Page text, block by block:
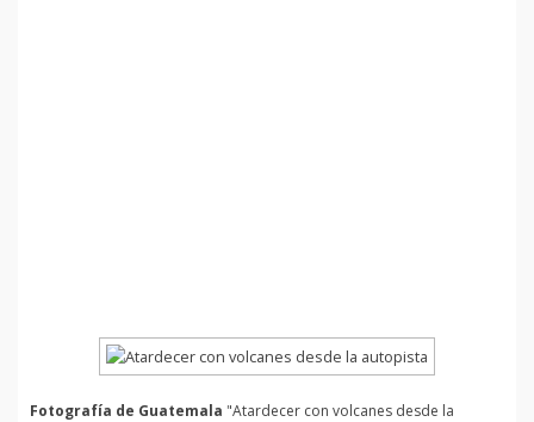
Fotografía de Guatemala "Atardecer con volcanes desde la